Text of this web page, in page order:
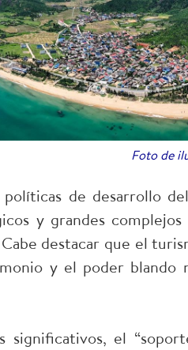
Foto de
de desarrollo
y grandes
destacar que el
y el poder blando
significativos, el